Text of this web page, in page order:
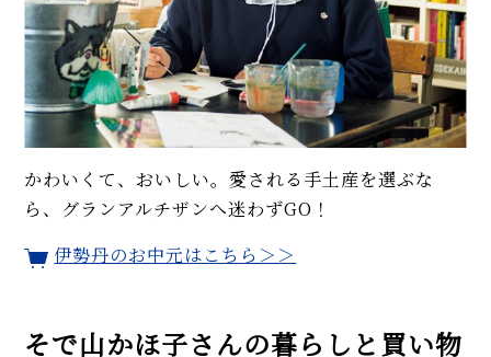
かわいくて、おいしい。愛される手土産を選ぶな
ら、グランアルチザンへ迷わずGO！
伊勢丹のお中元はこちら＞＞
そで山かほ子さんの暮らしと買い物